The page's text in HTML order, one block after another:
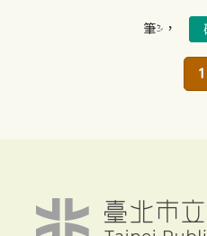
筆，
1